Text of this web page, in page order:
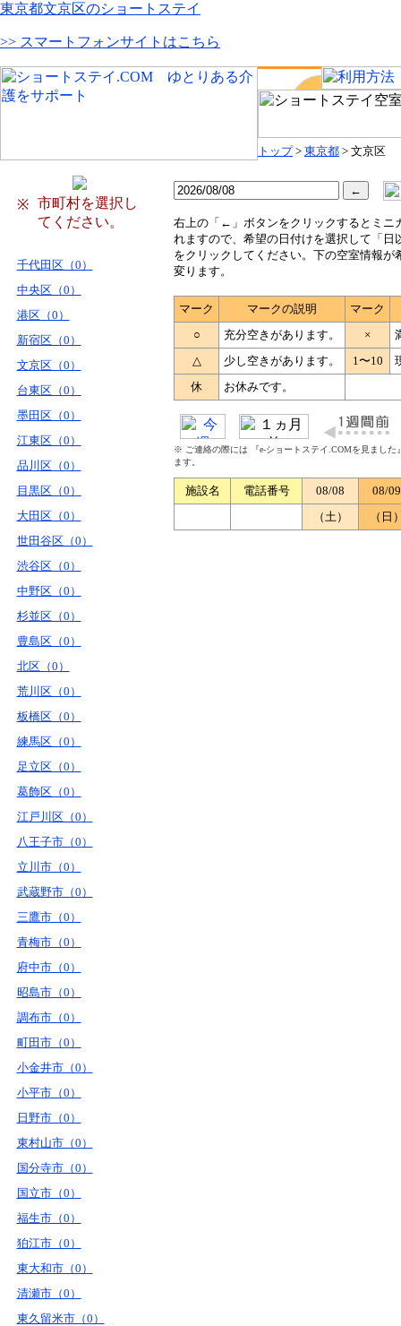
東京都文京区のショートステイ
>> スマートフォンサイトはこちら
トップ> 東京都 > 文京区
※
市町村を選択し
てください。
千代田区（0）
中央区（0）
港区（0）
新宿区（0）
文京区（0）
台東区（0）
墨田区（0）
江東区（0）
品川区（0）
目黒区（0）
大田区（0）
世田谷区（0）
渋谷区（0）
中野区（0）
杉並区（0）
豊島区（0）
北区（0）
荒川区（0）
板橋区（0）
練馬区（0）
足立区（0）
葛飾区（0）
江戸川区（0）
八王子市（0）
立川市（0）
武蔵野市（0）
三鷹市（0）
青梅市（0）
府中市（0）
昭島市（0）
調布市（0）
町田市（0）
小金井市（0）
小平市（0）
日野市（0）
東村山市（0）
国分寺市（0）
国立市（0）
福生市（0）
狛江市（0）
東大和市（0）
清瀬市（0）
東久留米市（0）
右上の「←」ボタンをクリックするとミニ
れますので、希望の日付けを選択して「日
をクリックしてください。下の空室情報が
変ります。
マーク マークの説明
マーク
○
充分空きがあります。 ×
△
少し空きがあります。 1〜10
休
お休みです。
※ ご連絡の際には 『e-ショートステイ.COMを見まし
ます。
施設名 電話番号 08/08
08/09
（土）
（日